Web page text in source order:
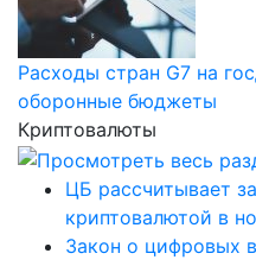
Расходы стран G7 на
оборонные бюджеты
Криптовалюты
ЦБ рассчитывает
криптовалютой в
Закон о цифровых